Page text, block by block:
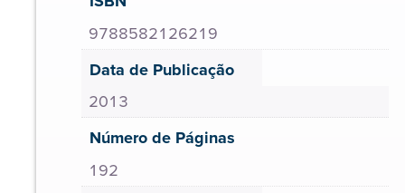
9788582126219
Data de Publicação
2013
Número de Páginas
192